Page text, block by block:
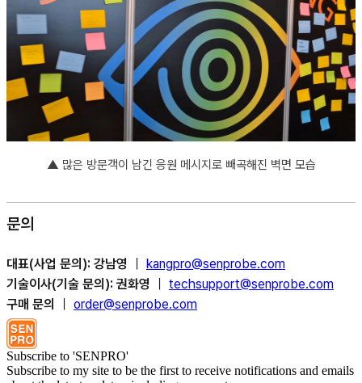
▲ 많은 방문객이 남긴 응원 메시지로 빼곡해진 벽면 모습
문의
대표(사업 문의): 강남영
kangpro@senprobe.com
기술이사(기술 문의): 권화영
techsupport@senprobe.com
구매 문의
order@senprobe.com
Subscribe to 'SENPRO'
Subscribe to my site to be the first to receive notifications and emails